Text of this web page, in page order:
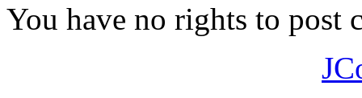
You have no rights to post